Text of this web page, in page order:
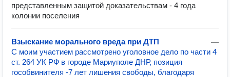
представленным защитой доказательствам - 4 года
колонии поселения
Взыскание морального вреда при ДТП
—
С моим участием рассмотрено уголовное дело по части 4
ст. 264 УК РФ в городе Мариуполе ДНР, позиция
гособвинителя -7 лет лишения свободы, благодаря